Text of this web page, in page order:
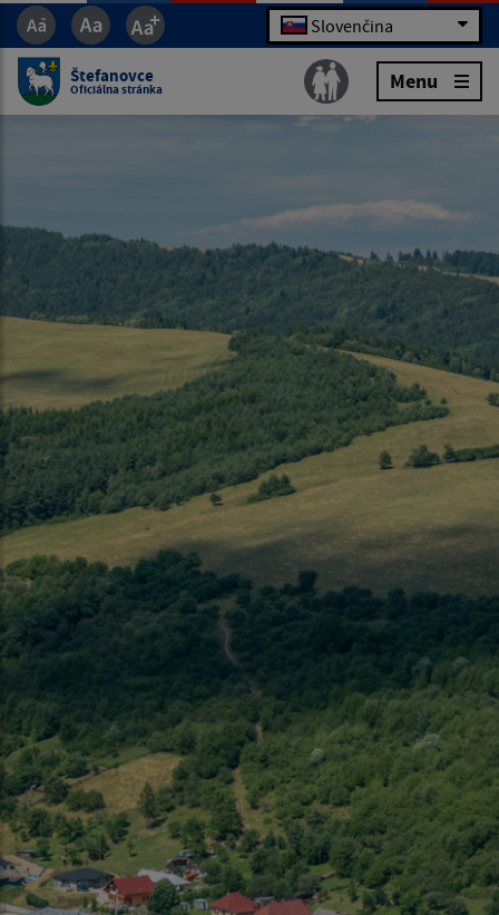
Slovenčina
Štefanovce
Oficiálna stránka Menu